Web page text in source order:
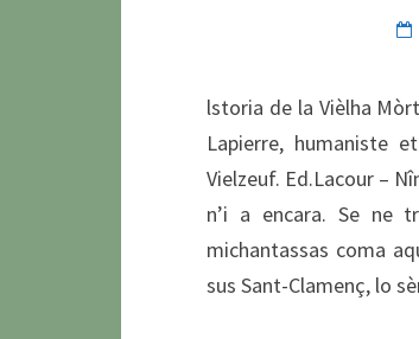
lstoria de la Vièlha
Lapierre, humaniste
Vielzeuf. Ed.Lacour –
n’i a encara. Se ne
michantassas coma
sus Sant-Clamenç, lo